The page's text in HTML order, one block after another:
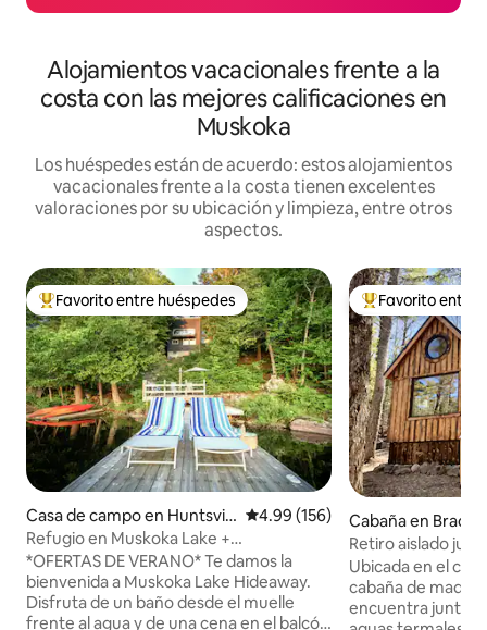
Alojamientos vacacionales frente a la
costa con las mejores calificaciones en
Muskoka
Los huéspedes están de acuerdo: estos alojamientos
vacacionales frente a la costa tienen excelentes
valoraciones por su ubicación y limpieza, entre otros
aspectos.
Favorito entre huéspedes preferido
Favorito entre huéspedes
Casa de campo en Huntsvill
e
Calificación promedio: 4.99 de
4.99 (156)
Refugio en Muskoka Lake +
JACUZZI/Frente al agua/Fogatas
*OFERTAS DE VERANO* Te damos la
bienvenida a Muskoka Lake Hideaway.
Disfruta de un baño desde el muelle
frente al agua y de una cena en el balcón
Favorito entre
Favorito entre
Cabaña en
Retiro aislado
Hideaway
Ubicada en el
cabaña de
encuentra junto a